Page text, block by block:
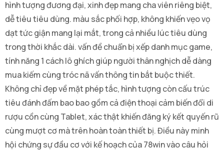
hình tượng đương đại, xinh đẹp mang cha viên riêng biệt,
dễ tiêu tiêu dùng. màu sắc phối hợp, không khiến vẹo vọ
dạt tức giận mang lại mắt, trong cả nhiều lúc tiêu dùng
trong thời khắc dài. vấn đề chuẩn bị xếp danh mục game,
tính năng 1 cách lô ghích giúp người thân nghịch dễ dàng
mua kiếm cùng tróc nã vấn thông tin bắt buộc thiết.
Không chỉ đẹp về mặt phép tắc, hình tượng còn cấu trúc
tiêu đánh đấm bao bao gồm cả điện thoại cảm biến đổi di
rượu cồn cùng Tablet, xác thật khiến đăng ký kết quyến rũ
cùng mượt cơ mà trên hoàn toàn thiết bị. Điều này minh
hội chứng sự đầu cơ với kế hoạch của 78win vào câu hỏi